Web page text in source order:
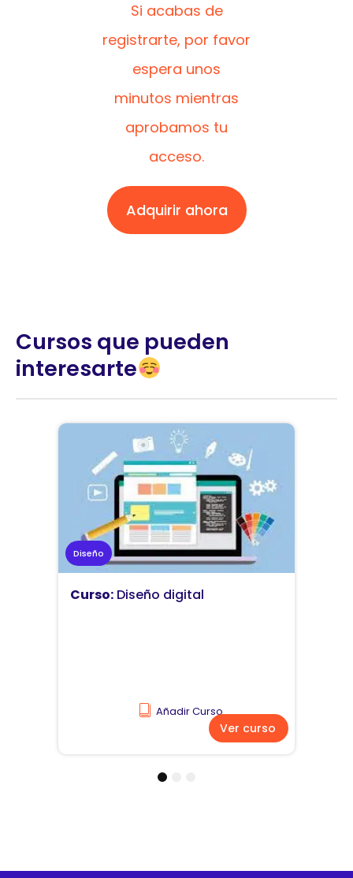
Si acabas de
registrarte, por favor
espera unos
minutos mientras
aprobamos tu
acceso.
Adquirir ahora
Cursos que pueden
interesarte
Marketing
Curso:Diseño y comunicación
Añadir Curso
Ver curso